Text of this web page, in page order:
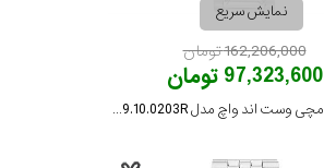
نمایش سریع
162,206,000 تومان
97,323,600 تومان
ساعت مچی وست اند واچ مدل 10W8149.10.0203R